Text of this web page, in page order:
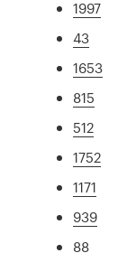
1997
43
1653
815
512
1752
1171
939
88